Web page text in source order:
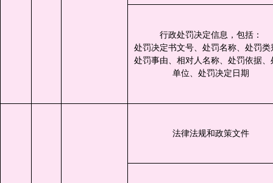
行政处罚决定信息，包括：
处罚决定书文号、处罚名称、处罚类
处罚事由、相对人名称、处罚依据、
单位、处罚决定日期
法律法规和政策文件